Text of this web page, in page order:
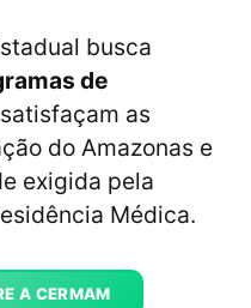
busca
de
as
do Amazonas e
exigida pela
Médica.
A CERMAM